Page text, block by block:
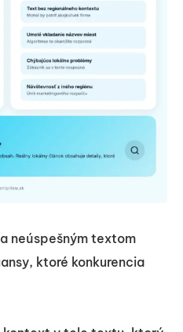
neúspešným textom
ktoré konkurencia